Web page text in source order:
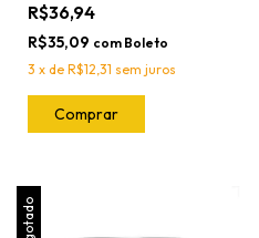
R$36,94
R$35,09 com Boleto
3 x de R$12,31 sem juros
Comprar